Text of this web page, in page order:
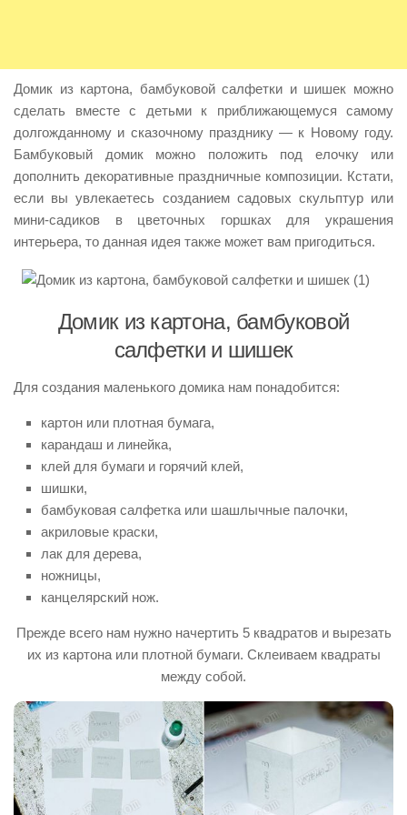
Домик из картона, бамбуковой салфетки и шишек можно
сделать вместе с детьми к приближающемуся самому
долгожданному и сказочному празднику — к Новому году.
Бамбуковый домик можно положить под елочку или
дополнить декоративные праздничные композиции. Кстати,
если вы увлекаетесь созданием садовых скульптур или
мини-садиков в цветочных горшках для украшения
интерьера, то данная идея также может вам пригодиться.
Домик из картона, бамбуковой
салфетки и шишек
Для создания маленького домика нам понадобится:
картон или плотная бумага,
карандаш и линейка,
клей для бумаги и горячий клей,
шишки,
бамбуковая салфетка или шашлычные палочки,
акриловые краски,
лак для дерева,
ножницы,
канцелярский нож.
Прежде всего нам нужно начертить 5 квадратов и вырезать
их из картона или плотной бумаги. Склеиваем квадраты
между собой.